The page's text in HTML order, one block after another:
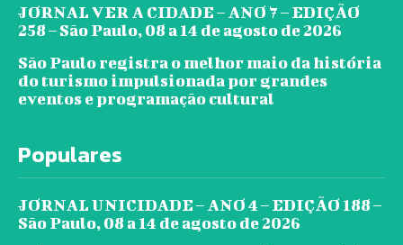
JORNAL VER A CIDADE – ANO 7 – EDIÇÃO
258 – São Paulo, 08 a 14 de agosto de 2026
São Paulo registra o melhor maio da história
do turismo impulsionada por grandes
eventos e programação cultural
Populares
JORNAL UNICIDADE – ANO 4 – EDIÇÃO 188 –
São Paulo, 08 a 14 de agosto de 2026